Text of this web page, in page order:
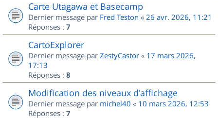
Carte Utagawa et Basecamp
Dernier message par Fred Teston « 26 avr. 2026, 11:21
Réponses : 7
CartoExplorer
Dernier message par ZestyCastor « 17 mars 2026,
17:13
Réponses : 8
Modification des niveaux d'affichage
Dernier message par michel40 « 10 mars 2026, 12:53
Réponses : 7